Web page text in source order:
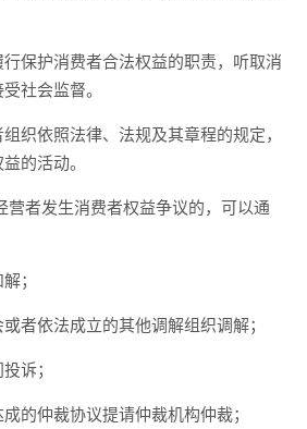
保护消费者合法权益的职责，听取消
社会监督。
织依照法律、法规及其章程的规定，
的活动。
营者发生消费者权益争议的，可以通
；
者依法成立的其他调解组织调解；
诉；
的仲裁协议提请仲裁机构仲裁；